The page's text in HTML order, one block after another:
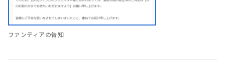
ファンティアの告知